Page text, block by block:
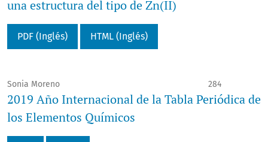
una estructura del tipo de Zn(II)
PDF (Inglés) HTML (Inglés)
Sonia Moreno 284
2019 Año Internacional de la Tabla Periódica de
los Elementos Químicos